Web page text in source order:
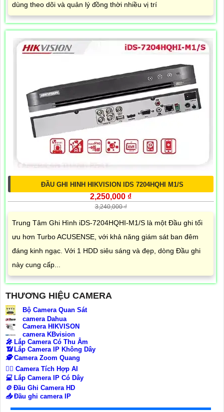
dùng theo dõi và quản lý đồng thời nhiều vị trí
ĐẦU GHI HINH HIKVISION IDS 7204HQHI M1/S
2,250,000 ₫
3,240,000 ₫
Trung Tâm Ghi Hình iDS-7204HQHI-M1/S là một Đầu ghi tối
ưu hơn Turbo ACUSENSE, với khả năng giám sát ban đêm
đáng kinh ngạc. Với 1 HDD siêu sáng và đẹp, dòng Đầu ghi
này cung cấp...
THƯƠNG HIỆU CAMERA
Bộ Camera Quan Sát
camera Dahua
Camera HIKVISON
camera KBvision
️🎤️ Lắp Camera Có Thu Âm
📶 Lắp Camera IP Không Dây
🕵️Camera Zoom Quang
🧛‍♀️ Camera Tích Hợp AI
💻Lắp Camera IP Có Dây
⚙️Đầu Ghi Camera HD
📥Đầu ghi camera IP